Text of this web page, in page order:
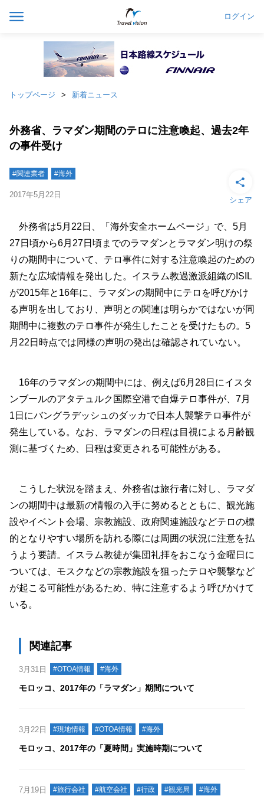
ログイン
トップページ 新着ニュース
外務省、ラマダン期間のテロに注意喚起、過去2年
の事件受け
#関連業者 #海外
2017年5月22日
シェア
外務省は5月22日、「海外安全ホームページ」で、5月
27日頃から6月27日頃までのラマダンとラマダン明けの祭
りの期間中について、テロ事件に対する注意喚起のための
新たな広域情報を発出した。イスラム教過激派組織のISIL
が2015年と16年に、ラマダンの期間中にテロを呼びかけ
る声明を出しており、声明との関連は明らかではないが同
期間中に複数のテロ事件が発生したことを受けたもの。5
月22日時点では同様の声明の発出は確認されていない。
16年のラマダンの期間中には、例えば6月28日にイスタ
ンブールのアタテュルク国際空港で自爆テロ事件が、7月
1日にバングラデッシュのダッカで日本人襲撃テロ事件が
発生している。なお、ラマダンの日程は目視による月齢観
測に基づくため、日程は変更される可能性がある。
こうした状況を踏まえ、外務省は旅行者に対し、ラマダ
ンの期間中は最新の情報の入手に努めるとともに、観光施
設やイベント会場、宗教施設、政府関連施設などテロの標
的となりやすい場所を訪れる際には周囲の状況に注意を払
うよう要請。イスラム教徒が集団礼拝をおこなう金曜日に
ついては、モスクなどの宗教施設を狙ったテロや襲撃など
が起こる可能性があるため、特に注意するよう呼びかけて
いる。
関連記事
3月31日 #OTOA情報 #海外
モロッコ、2017年の「ラマダン」期間について
3月22日 #現地情報 #OTOA情報 #海外
モロッコ、2017年の「夏時間」実施時期について
7月19日 #旅行会社 #航空会社 #行政 #観光局 #海外